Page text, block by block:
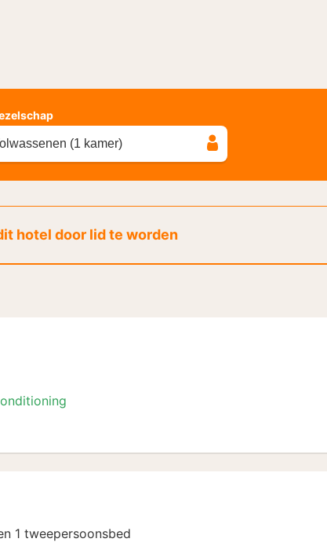
(1 kamer)
hotel door lid te worden
1 tweepersoonsbed